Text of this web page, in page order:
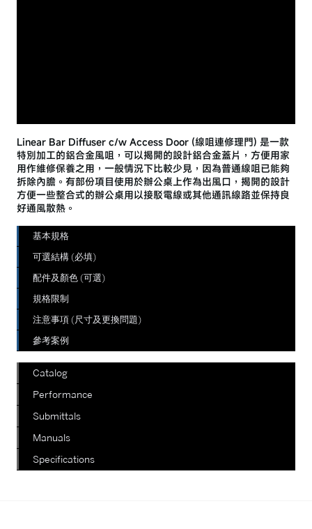
Catalog
Performance
Submittals
Manuals
Specifications
Linear Bar Diffuser c/w Access Door (線咀連修理門) 是一款
特別加工的鋁合金風咀，可以揭開的設計鋁合金蓋片，方便用家
用作維修保養之用，一般情況下比較少見，因為普通線咀已能夠
拆除內膽。有部份項目使用於辦公桌上作為出風口，揭開的設計
方便一些整合式的辦公桌用以接駁電線或其他通訊線路並保持良
好通風散熱。
基本規格
可選結構 (必填)
配件及顏色 (可選)
規格限制
注意事項 (尺寸及更換問題)
參考案例